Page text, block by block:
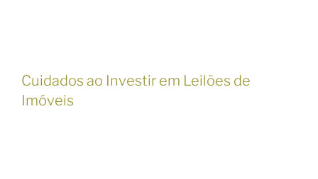
Cuidados ao Investir em Leilões de
Imóveis